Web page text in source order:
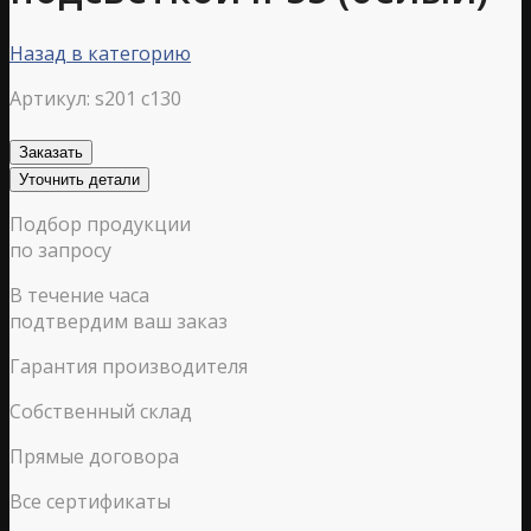
Назад в категорию
Артикул: s201 c130
Заказать
Уточнить детали
Подбор продукции
по запросу
В течение часа
подтвердим ваш заказ
Гарантия производителя
Собственный склад
Прямые договора
Все сертификаты